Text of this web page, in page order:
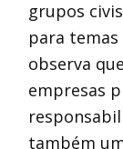
grupos
para
observa
empresas
também